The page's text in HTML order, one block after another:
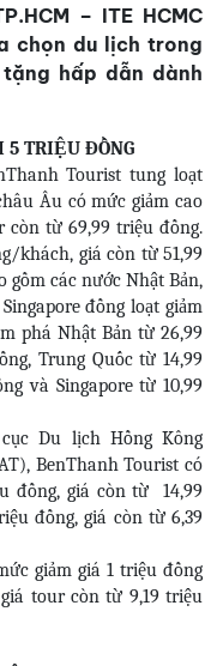
– ITE HCMC
chọn du lịch trong
hấp dẫn dành
5 TRIỆU ĐỒNG
Tourist tung loạt
Âu có mức giảm cao
từ 69,99 triệu đồng.
khách, giá còn từ 51,99
gồm các nước Nhật Bản,
đồng loạt giảm
phá Nhật Bản từ 26,99
Trung Quốc từ 14,99
và Singapore từ 10,99
Du lịch Hồng Kông
BenThanh Tourist có
đồng, giá còn từ
14,99
đồng, giá còn từ 6,39
giảm giá 1 triệu đồng
tour còn từ 9,19 triệu